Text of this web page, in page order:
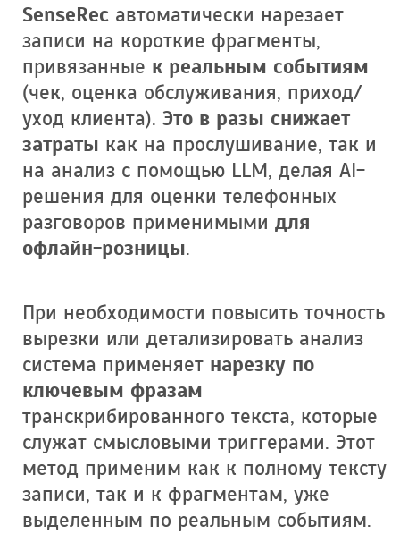
SenseRec автоматически нарезает
записи на короткие фрагменты,
привязанные к реальным событиям
(чек, оценка обслуживания, приход/
уход клиента). Это в разы снижает
затраты как на прослушивание, так и
на анализ с помощью LLM, делая AI-
решения для оценки телефонных
разговоров применимыми для
офлайн-розницы.
При необходимости повысить точность
вырезки или детализировать анализ
система применяет нарезку по
ключевым фразам
транскрибированного текста, которые
служат смысловыми триггерами. Этот
метод применим как к полному тексту
записи, так и к фрагментам, уже
выделенным по реальным событиям.